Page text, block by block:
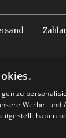
zu
Werbe-
haben